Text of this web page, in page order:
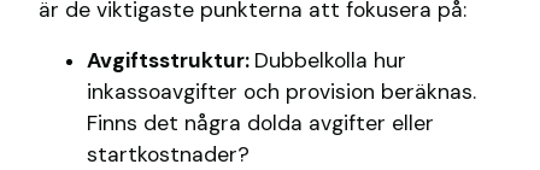
är de viktigaste punkterna att fokusera på:
Avgiftsstruktur: Dubbelkolla hur
inkassoavgifter och provision beräknas.
Finns det några dolda avgifter eller
startkostnader?